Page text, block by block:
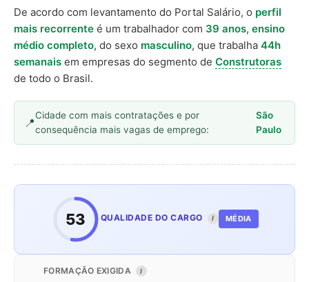
De acordo com levantamento do Portal Salário, o perfil
mais recorrente é um trabalhador com 39 anos, ensino
médio completo, do sexo masculino, que trabalha 44h
semanais em empresas do segmento de Construtoras
de todo o Brasil.
Cidade com mais contratações e por
consequência mais vagas de emprego:
São
Paulo
53 QUALIDADE DO CARGO I MÉDIA
FORMAÇÃO EXIGIDA I